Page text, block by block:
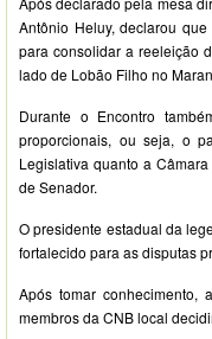
Antônio Heluy, declarou
para consolidar a reeleição
lado de Lobão Filho no
Durante o Encontro
proporcionais, ou seja, o
Legislativa quanto a
de Senador.
O presidente estadual da
fortalecido para as disputas
Após tomar conhecimento,
membros da CNB local